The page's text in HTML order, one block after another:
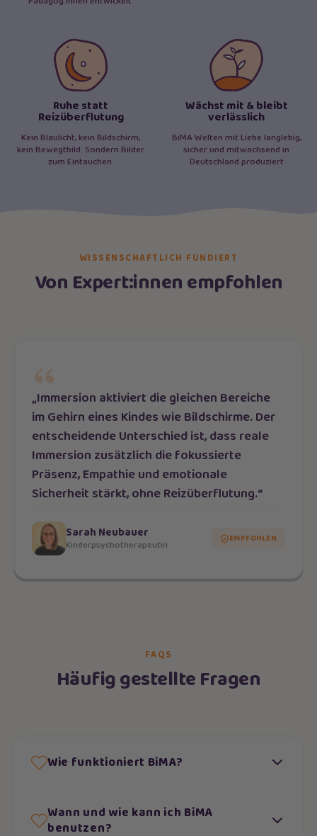
Ruhe statt
Reizüberflutung
Kein Blaulicht, kein Bildschirm,
kein Bewegtbild. Sondern Bilder
zum Eintauchen.
Wächst mit & bleibt
verlässlich
BiMA Welten mit Liebe langlebig,
sicher und mitwachsend in
Deutschland produziert
WISSENSCHAFTLICH FUNDIERT
Von Expert:innen empfohlen
„Immersion aktiviert die gleichen Bereiche
im Gehirn eines Kindes wie Bildschirme. Der
entscheidende Unterschied ist, dass reale
Immersion zusätzlich die fokussierte
Präsenz, Empathie und emotionale
Sicherheit stärkt, ohne Reizüberflutung.“
Sarah Neubauer
Kinderpsychotherapeutin EMPFOHLEN
FAQS
Häufig gestellte Fragen
Wie funktioniert BiMA?
Wann und wie kann ich BiMA
benutzen?